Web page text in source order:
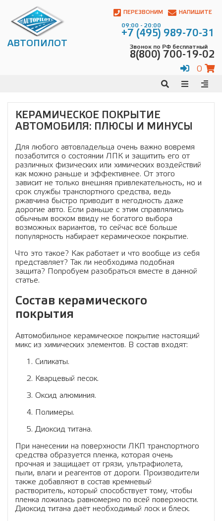
АВТОПИЛОТ
ПЕРЕЗВОНИМ НАПИШИТЕ
09:00 - 20:00
+7 (495) 989-70-31
Звонок по РФ бесплатный
8(800) 700-19-02
0
КЕРАМИЧЕСКОЕ ПОКРЫТИЕ
АВТОМОБИЛЯ: ПЛЮСЫ И МИНУСЫ
Для любого автовладельца очень важно вовремя
позаботится о состоянии ЛПК и защитить его от
различных физических или химических воздействий
как можно раньше и эффективнее. От этого
зависит не только внешняя привлекательность, но и
срок службы транспортного средства, ведь
ржавчина быстро приводит в негодность даже
дорогие авто. Если раньше с этим справлялись
обычным воском ввиду не богатого выбора
возможных вариантов, то сейчас всё больше
популярность набирает керамическое покрытие.
Что это такое? Как работает и что вообще из себя
представляет? Так ли необходима подобная
защита? Попробуем разобраться вместе в данной
статье.
Состав керамического
покрытия
Автомобильное керамическое покрытие настоящий
микс из химических элементов. В состав входят:
Силикаты.
Кварцевый песок.
Оксид алюминия.
Полимеры.
Диоксид титана.
При нанесении на поверхности ЛКП транспортного
средства образуется пленка, которая очень
прочная и защищает от грязи, ультрафиолета,
пыли, влаги и реагентов от дороги. Производители
также добавляют в состав кремневый
растворитель, который способствует тому, чтобы
пленка ложилась равномерно по всей поверхности.
Диоксид титана даёт необходимый лоск и блеск.
Контакты:
Адрес:
Чагинская
700-
Телефон: +7
989-
Электронная
почта:
info@avtopilot1.ru